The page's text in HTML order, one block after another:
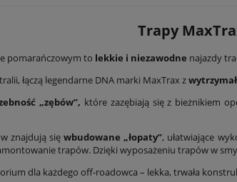
Trapy
pomarańczowym to lekkie i niezawodne najazdy
łączą legendarne DNA marki MaxTrax z
„zębów”, które zazębiają się z bieżnikiem
znajdują się wbudowane „łopaty”, ułatwiające
trapów. Dzięki wyposażeniu trapów w
dla każdego off-roadowca – lekka, trwała